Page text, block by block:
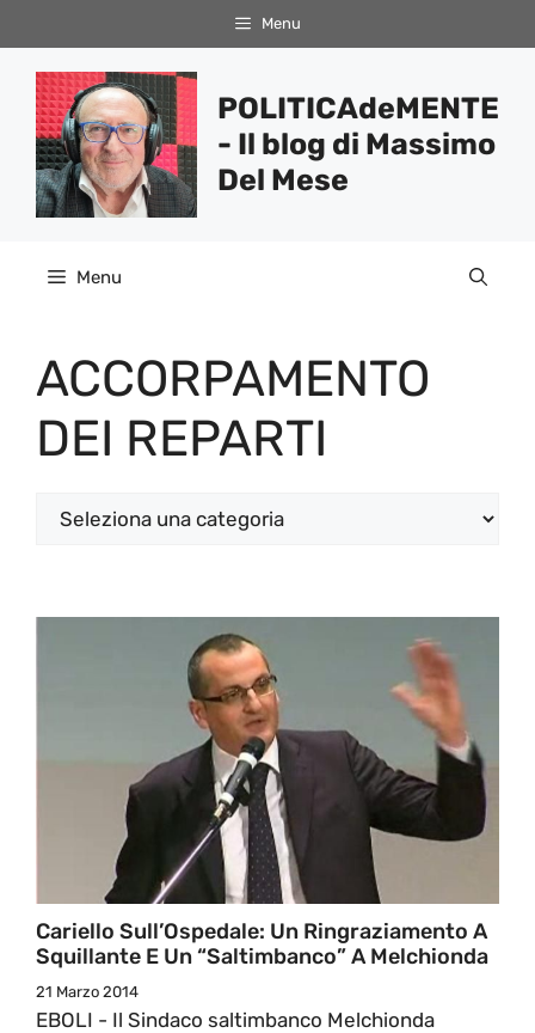
al
contenuto
Menu
POLITICAdeMENTE
- Il blog di Massimo
Del Mese
Menu
ACCORPAMENTO
DEI REPARTI
Categorie
Cariello Sull’Ospedale: Un Ringraziamento A
Squillante E Un “saltimbanco” A Melchionda
21 Marzo 2014
EBOLI - Il Sindaco saltimbanco Melchionda